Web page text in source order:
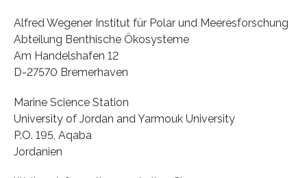
Alfred Wegener Institut für Polar und Meeresforschung
Abteilung Benthische Ökosysteme
Am Handelshafen 12
D-27570 Bremerhaven
Marine Science Station
University of Jordan and Yarmouk University
P.O. 195, Aqaba
Jordanien